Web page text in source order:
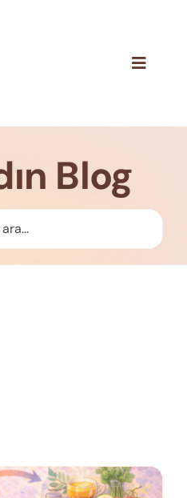
Toggle
İletişim
Blog